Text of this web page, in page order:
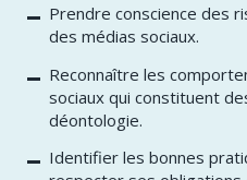
Prendre conscience des
des médias sociaux.
Reconnaître les
sociaux qui constituent
déontologie.
Identifier les bonnes